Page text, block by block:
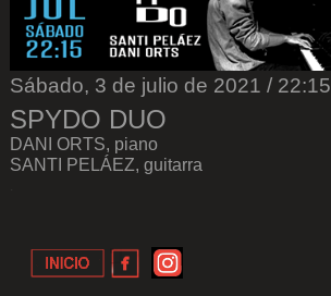
Sábado, 3 de julio de 2021 / 22:15
SPYDO DUO
DANI ORTS, piano
SANTI PELÁEZ, guitarra